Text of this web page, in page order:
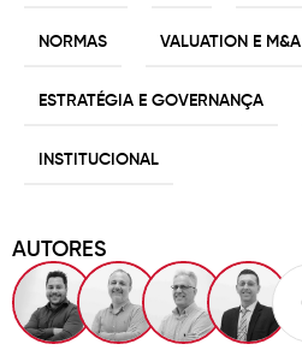
NORMAS VALUATION E M&A
ESTRATÉGIA E GOVERNANÇA
INSTITUCIONAL
AUTORES